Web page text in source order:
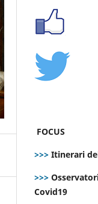
FOCUS
>>> Itinerari
>>>
Covid19